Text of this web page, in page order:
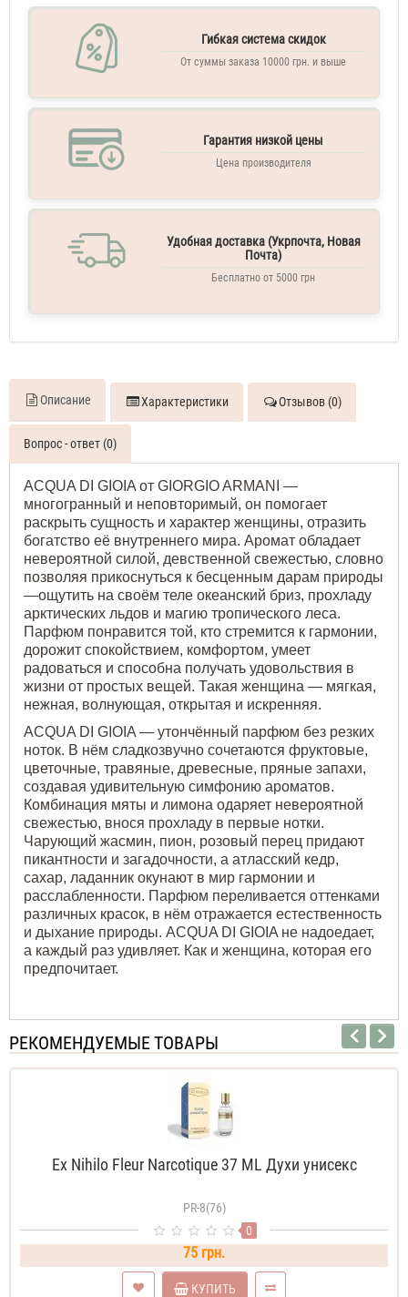
женскийGiorgio
Gioia
ML
Духи
Armani
Gioia
Духи
женские
110
ML
Гибкая система скидок
От суммы заказа 10000 грн. и выше
Гарантия низкой цены
Цена производителя
Удобная доставка (Укрпочта, Новая
Почта)
Бесплатно от 5000 грн
Описание Характеристики Отзывов (0)
Вопрос - ответ (0)
ACQUA DI GIOIA от GIORGIO ARMANI —
многогранный и неповторимый, он помогает
раскрыть сущность и характер женщины, отразить
богатство её внутреннего мира. Аромат обладает
невероятной силой, девственной свежестью, словно
позволяя прикоснуться к бесценным дарам природы
—ощутить на своём теле океанский бриз, прохладу
арктических льдов и магию тропического леса.
Парфюм понравится той, кто стремится к гармонии,
дорожит спокойствием, комфортом, умеет
радоваться и способна получать удовольствия в
жизни от простых вещей. Такая женщина — мягкая,
нежная, волнующая, открытая и искренняя.
ACQUA DI GIOIA — утончённый парфюм без резких
ноток. В нём сладкозвучно сочетаются фруктовые,
цветочные, травяные, древесные, пряные запахи,
создавая удивительную симфонию ароматов.
Комбинация мяты и лимона одаряет невероятной
свежестью, внося прохладу в первые нотки.
Чарующий жасмин, пион, розовый перец придают
пикантности и загадочности, а атласский кедр,
сахар, ладанник окунают в мир гармонии и
расслабленности. Парфюм переливается оттенками
различных красок, в нём отражается естественность
и дыхание природы. ACQUA DI GIOIA не надоедает,
а каждый раз удивляет. Как и женщина, которая его
предпочитает.
РЕКОМЕНДУЕМЫЕ ТОВАРЫ
Ex Nihilo Fleur Narcotique 37 ML Духи унисекс
PR-8(76)
0
75 грн.
КУПИТЬ